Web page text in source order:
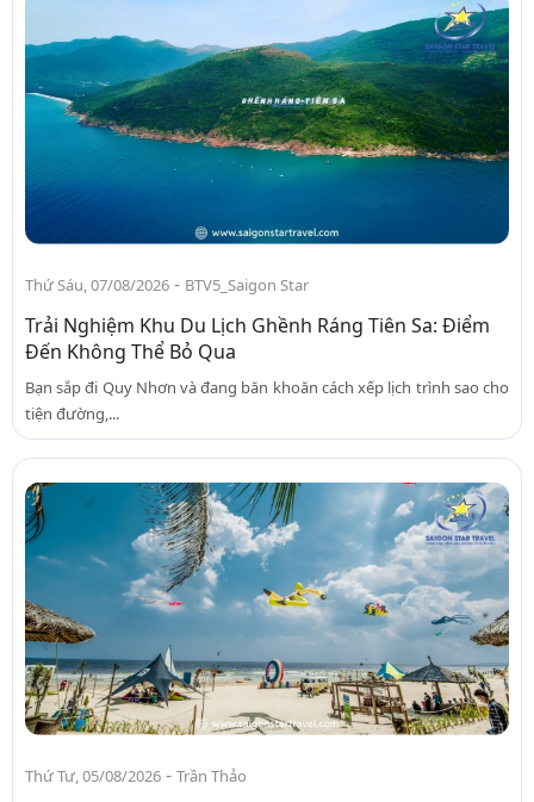
Thứ Sáu, 07/08/2026 - BTV5_Saigon Star
Trải Nghiệm Khu Du Lịch Ghềnh Ráng Tiên Sa: Điểm
Đến Không Thể Bỏ Qua
Bạn sắp đi Quy Nhơn và đang băn khoăn cách xếp lịch trình sao cho
tiện đường,...
Thứ Tư, 05/08/2026 - Trần Thảo